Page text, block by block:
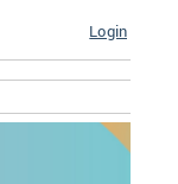
Login